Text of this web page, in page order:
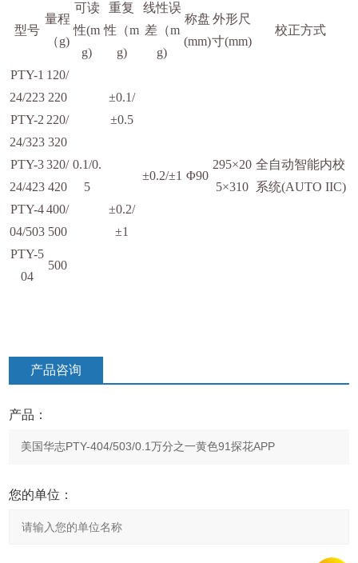
型号
量程
（g)
可读
性(m
g)
重复
性（m
g)
线性误
差（m
g)
称盘
(mm)
外形尺
寸(mm)
校正方式
PTY-1
24/223
120/
220
0.1/0.
5
±0.1/
±0.5
±0.2/±1 Φ90
295×20
5×310
全自动智能内校
系统(AUTO IIC)
PTY-2
24/323
220/
320
PTY-3
24/423
320/
420
±0.2/
±1
PTY-4
04/503
400/
500
PTY-5
04
500
产品咨询
产品：
您的单位：